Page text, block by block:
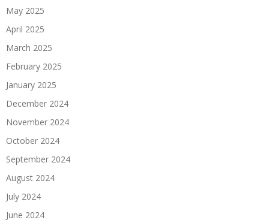
May 2025
April 2025
March 2025
February 2025
January 2025
December 2024
November 2024
October 2024
September 2024
August 2024
July 2024
June 2024